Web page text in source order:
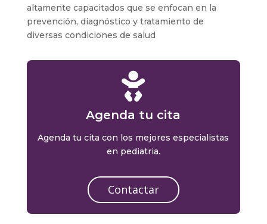
altamente capacitados que se enfocan en la
prevención, diagnóstico y tratamiento de
diversas condiciones de salud

Agenda tu cita
Agenda tu cita con los mejores especialistas
en pediatria.
Contactar